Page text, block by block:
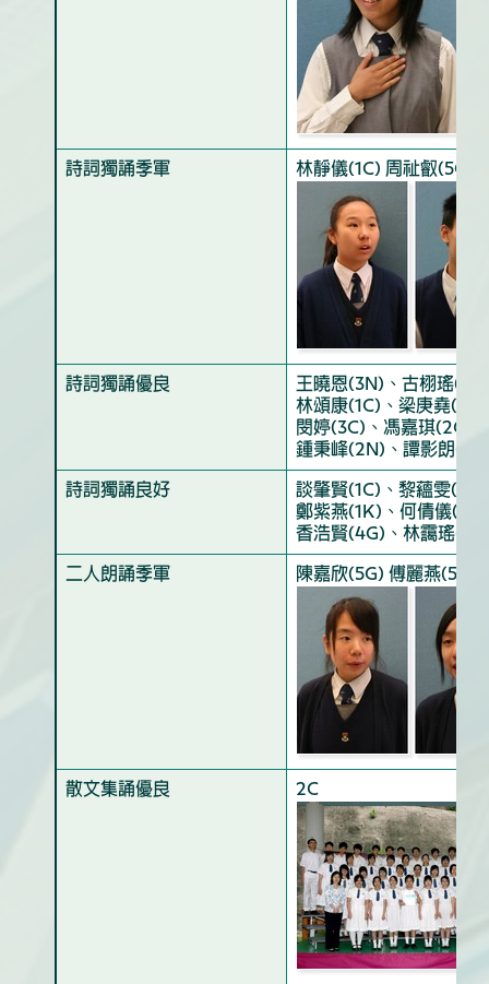
詩詞獨誦季軍 林靜儀(1C) 周祉叡(5G)
詩詞獨誦優良
王曉恩(3N)、古栩瑤
林頌康(1C)、梁庚堯
閔婷(3C)、馮嘉琪(2G)
鍾秉峰(2N)、譚影朗
詩詞獨誦良好
談肇賢(1C)、黎蘊雯
鄭紫燕(1K)、何倩儀
香浩賢(4G)、林靄瑤
二人朗誦季軍 陳嘉欣(5G) 傅麗燕(5G)
散文集誦優良 2C